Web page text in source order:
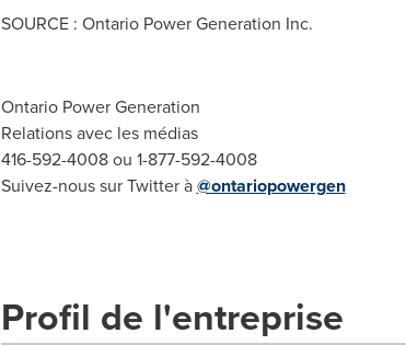
SOURCE : Ontario Power Generation Inc.
Ontario Power Generation
Relations avec les médias
416-592-4008 ou 1-877-592-4008
Suivez-nous sur Twitter à@ontariopowergen
Profil de l'entreprise